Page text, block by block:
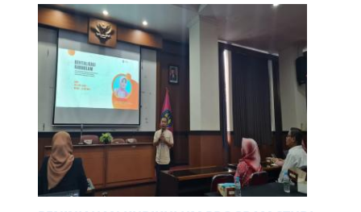
"Implementasi Penilaian...